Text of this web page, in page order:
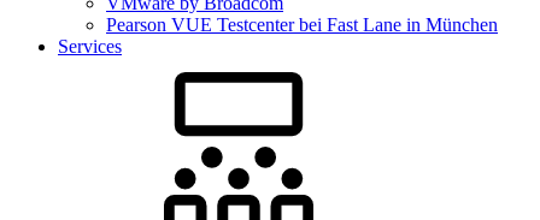
Pearson VUE Testcenter bei Fast Lane in München
Services